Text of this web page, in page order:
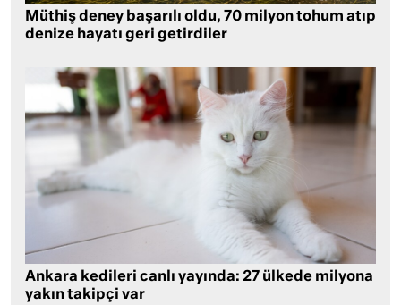
Müthiş deney başarılı oldu, 70 milyon tohum atıp
denize hayatı geri getirdiler
Ankara kedileri canlı yayında: 27 ülkede milyona
yakın takipçi var